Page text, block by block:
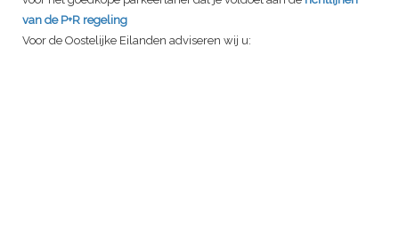
van de P+R regeling
Voor de Oostelijke Eilanden adviseren wij u: